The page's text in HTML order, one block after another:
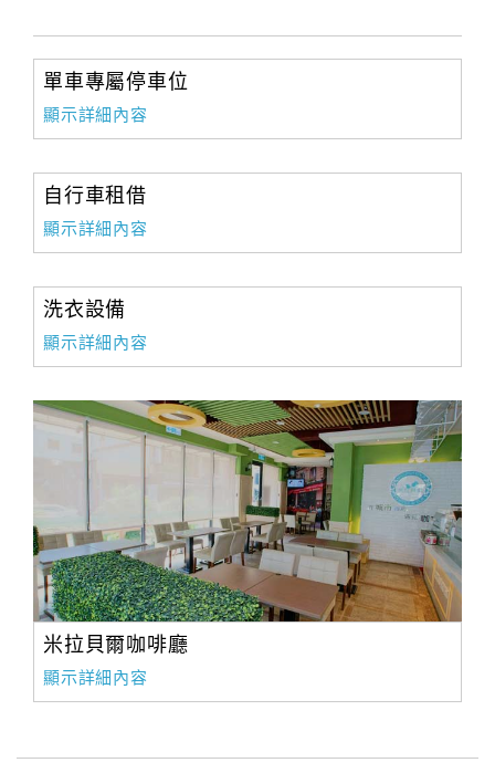
單車專屬停車位
顯示詳細內容
自行車租借
顯示詳細內容
洗衣設備
顯示詳細內容
米拉貝爾咖啡廳
顯示詳細內容